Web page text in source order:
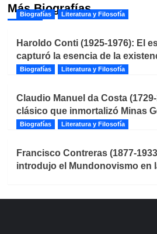
Más Biografías
Biografías Literatura y Filosofía
Haroldo Conti (1925-1976): El
capturó la esencia de la
Biografías Literatura y Filosofía
Claudio Manuel da Costa
clásico que inmortalizó Minas
Biografías Literatura y Filosofía
Francisco Contreras (1877-
introdujo el Mundonovismo en